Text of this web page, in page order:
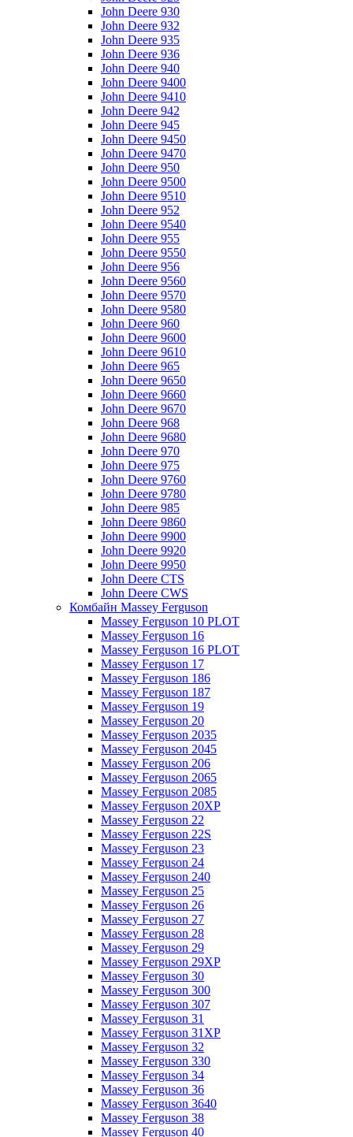
John Deere 930
John Deere 932
John Deere 935
John Deere 936
John Deere 940
John Deere 9400
John Deere 9410
John Deere 942
John Deere 945
John Deere 9450
John Deere 9470
John Deere 950
John Deere 9500
John Deere 9510
John Deere 952
John Deere 9540
John Deere 955
John Deere 9550
John Deere 956
John Deere 9560
John Deere 9570
John Deere 9580
John Deere 960
John Deere 9600
John Deere 9610
John Deere 965
John Deere 9650
John Deere 9660
John Deere 9670
John Deere 968
John Deere 9680
John Deere 970
John Deere 975
John Deere 9760
John Deere 9780
John Deere 985
John Deere 9860
John Deere 9900
John Deere 9920
John Deere 9950
John Deere CTS
John Deere CWS
Комбайн Massey Ferguson
Massey Ferguson 10 PLOT
Massey Ferguson 16
Massey Ferguson 16 PLOT
Massey Ferguson 17
Massey Ferguson 186
Massey Ferguson 187
Massey Ferguson 19
Massey Ferguson 20
Massey Ferguson 2035
Massey Ferguson 2045
Massey Ferguson 206
Massey Ferguson 2065
Massey Ferguson 2085
Massey Ferguson 20XP
Massey Ferguson 22
Massey Ferguson 22S
Massey Ferguson 23
Massey Ferguson 24
Massey Ferguson 240
Massey Ferguson 25
Massey Ferguson 26
Massey Ferguson 27
Massey Ferguson 28
Massey Ferguson 29
Massey Ferguson 29XP
Massey Ferguson 30
Massey Ferguson 300
Massey Ferguson 307
Massey Ferguson 31
Massey Ferguson 31XP
Massey Ferguson 32
Massey Ferguson 330
Massey Ferguson 34
Massey Ferguson 36
Massey Ferguson 3640
Massey Ferguson 38
Massey Ferguson 40